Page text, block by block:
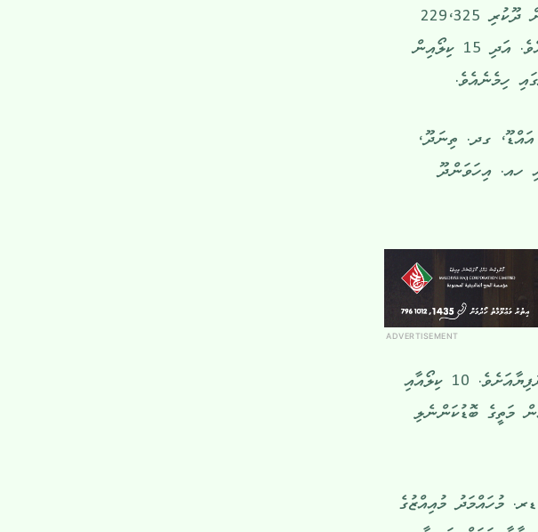
ރުުފިޔާ ދޫކޮށްފައިވެއެވެ. އޭގެ ތެރޭގައި ހިމެނެނީ ކަޅުބިލަމަސް ކިރުވި 10 ދޯންޏަކަށް ދޫކުރި 229،325
ރުފިޔާއާއި، 10 ކިލޯއިން މަތީގެ ކަންނެލި ކިރުވި ދޯންޏަކަށް ދޫކުރި 280 ރުފިޔާއެވެ. އަދި 15 ކިލޯއިން
ގދ. ތިނަދޫ،
ހއ. އިހަވަންދޫ
ADVERTISEMENT
އަގުތަކަށް ބަލާއިރު މިފްކޯގެ ބަނދަރުތަކުން ކަޅުބިލަމަސް ކިލޯއެއް ގަންނަނީ 20 ރުފިޔާއަށެވެ. 10 ކިލޯއާއި
ކަންނެލި ކިލޯއެއް 20 ރުފިޔާއަށް ގަންނައިރު 15 ކިލޯއިން މަތީގެ ބޮޑުކަންނެލި
ޑރ. މުހައްމަދު މުއިއްޒުގެ